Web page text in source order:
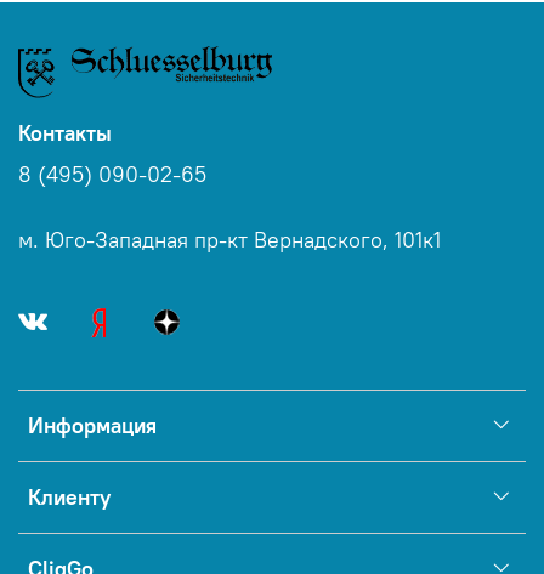
Информация
Клиенту
Контакты
8 (495) 090-02-65
м. Юго-Западная пр-кт Вернадского, 101к1